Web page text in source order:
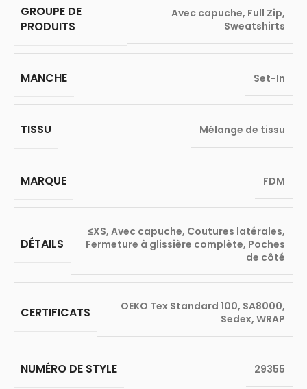
GROUPE DE
PRODUITS
Avec capuche, Full Zip,
Sweatshirts
MANCHE Set-In
TISSU Mélange de tissu
MARQUE FDM
DÉTAILS
≤XS, Avec capuche, Coutures latérales,
Fermeture à glissière complète, Poches
de côté
CERTIFICATS OEKO Tex Standard 100, SA8000,
Sedex, WRAP
NUMÉRO DE STYLE 29355